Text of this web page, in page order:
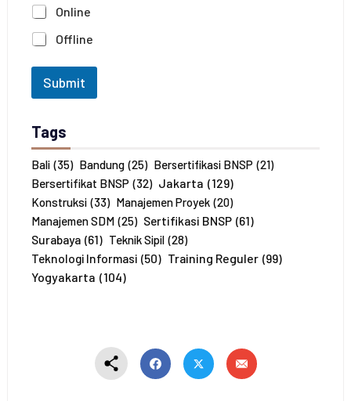
*
a
J
u
e
s
e
r
t
a
*
Online
Offline
Submit
Tags
Bali (35) Bandung (25) Bersertifikasi BNSP (21)
Bersertifikat BNSP (32) Jakarta (129)
Konstruksi (33) Manajemen Proyek (20)
Manajemen SDM (25) Sertifikasi BNSP (61)
Surabaya (61) Teknik Sipil (28)
Teknologi Informasi (50) Training Reguler (99)
Yogyakarta (104)